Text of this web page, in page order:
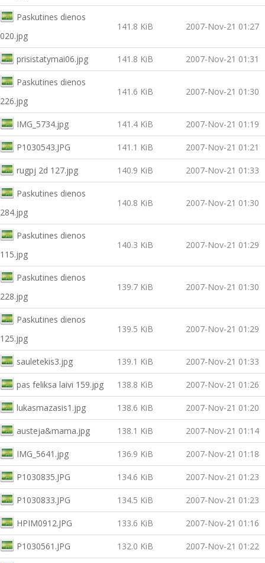
Paskutines dienos
020.jpg
141.8 KiB 2007-Nov-21 01:27
prisistatymai06.jpg 141.8 KiB 2007-Nov-21 01:31
Paskutines dienos
226.jpg
141.6 KiB 2007-Nov-21 01:30
IMG_5734.jpg 141.4 KiB 2007-Nov-21 01:19
P1030543.JPG 141.1 KiB 2007-Nov-21 01:21
rugpj 2d 127.jpg 140.9 KiB 2007-Nov-21 01:33
Paskutines dienos
284.jpg
140.8 KiB 2007-Nov-21 01:30
Paskutines dienos
115.jpg
140.3 KiB 2007-Nov-21 01:29
Paskutines dienos
228.jpg
139.7 KiB 2007-Nov-21 01:30
Paskutines dienos
125.jpg
139.5 KiB 2007-Nov-21 01:29
sauletekis3.jpg 139.1 KiB 2007-Nov-21 01:33
pas feliksa laivi 159.jpg 138.8 KiB 2007-Nov-21 01:26
lukasmazasis1.jpg 138.6 KiB 2007-Nov-21 01:20
austeja&mama.jpg 138.1 KiB 2007-Nov-21 01:14
IMG_5641.jpg 136.9 KiB 2007-Nov-21 01:18
P1030835.JPG 134.6 KiB 2007-Nov-21 01:23
P1030833.JPG 134.5 KiB 2007-Nov-21 01:23
HPIM0912.JPG 133.6 KiB 2007-Nov-21 01:16
P1030561.JPG 132.0 KiB 2007-Nov-21 01:22